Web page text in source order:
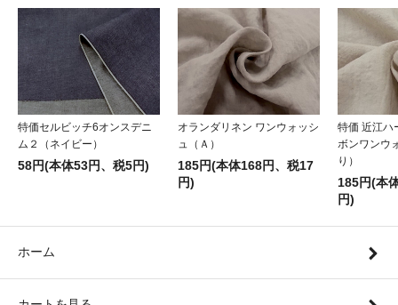
特価セルビッチ6オンスデニ
ム２（ネイビー）
58円(本体53円、税5円)
オランダリネン ワンウォッシ
ュ（Ａ）
185円(本体168円、税17
円)
特価 近江ハ
ボンワンウ
り）
185円(本
円)
ホーム